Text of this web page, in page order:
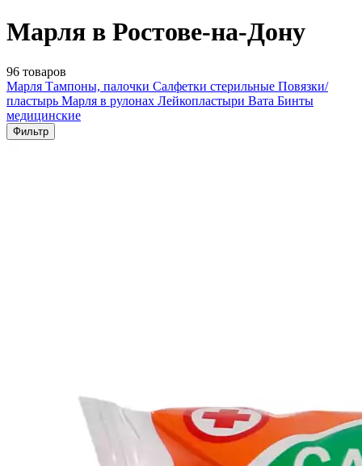
Марля в Ростове-на-Дону
96 товаров
Марля Тампоны, палочки Салфетки стерильные Повязки/
пластырь Марля в рулонах Лейкопластыри Вата Бинты
медицинские
Фильтр